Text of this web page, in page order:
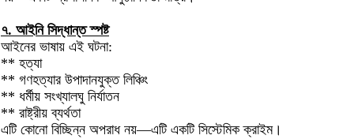
৭. আইনি সিদ্ধান্ত স্পষ্ট
আইনের ভাষায় এই ঘটনা:
** হত্যা
** গণহত্যার উপাদানযুক্ত লিঞ্চিং
** ধর্মীয় সংখ্যালঘু নির্যাতন
** রাষ্ট্রীয় ব্যর্থতা
এটি কোনো বিচ্ছিন্ন অপরাধ নয়—এটি একটি সিস্টেমিক ক্রাইম।